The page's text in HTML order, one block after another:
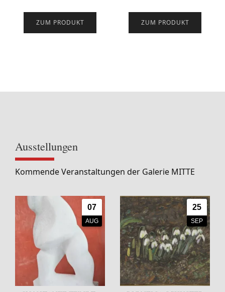
ZUM PRODUKT ZUM PRODUKT
Ausstellungen
Kommende Veranstaltungen der Galerie MITTE
07
AUG
25
SEP